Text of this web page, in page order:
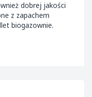
z zapachem
biogazownie.